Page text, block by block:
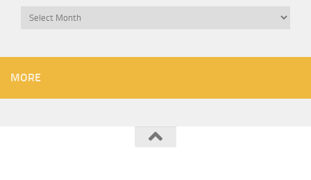
Berita
MORE